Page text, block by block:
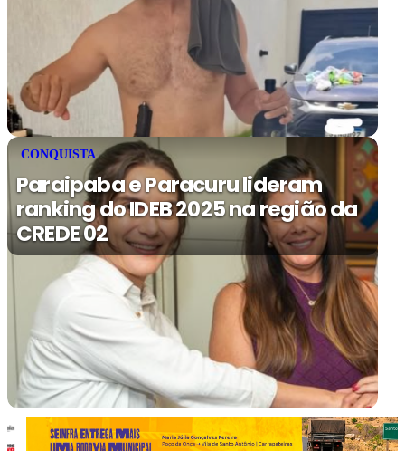
CONQUISTA
Paraipaba e Paracuru lideram
ranking do IDEB 2025 na região da
CREDE 02